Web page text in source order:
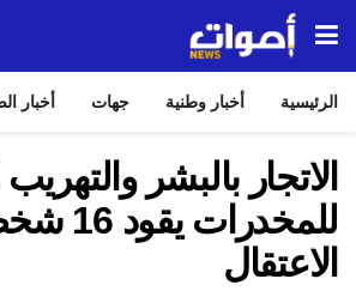
الرئيسية أخبار وطنية جهات أخبار
الاتجار بالبشر
للمخدرات
الاعتقال